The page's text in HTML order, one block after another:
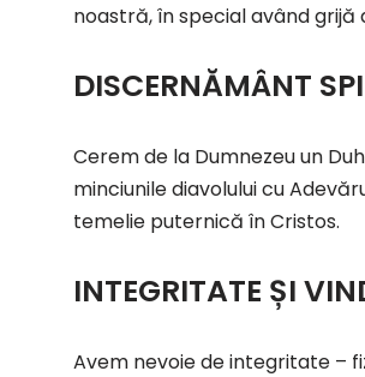
noastră, în special având grijă
DISCERNĂMÂNT
Cerem de la Dumnezeu un
minciunile diavolului cu
temelie puternică în Cristos.
INTEGRITATE ȘI
Avem nevoie de integritate –